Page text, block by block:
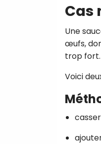
Cas
Une
œufs,
trop fort.
Voici